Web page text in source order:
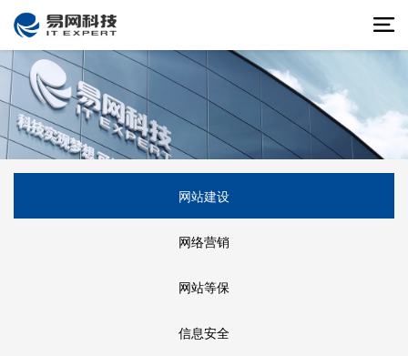
网站建设
网络营销
网站等保
信息安全